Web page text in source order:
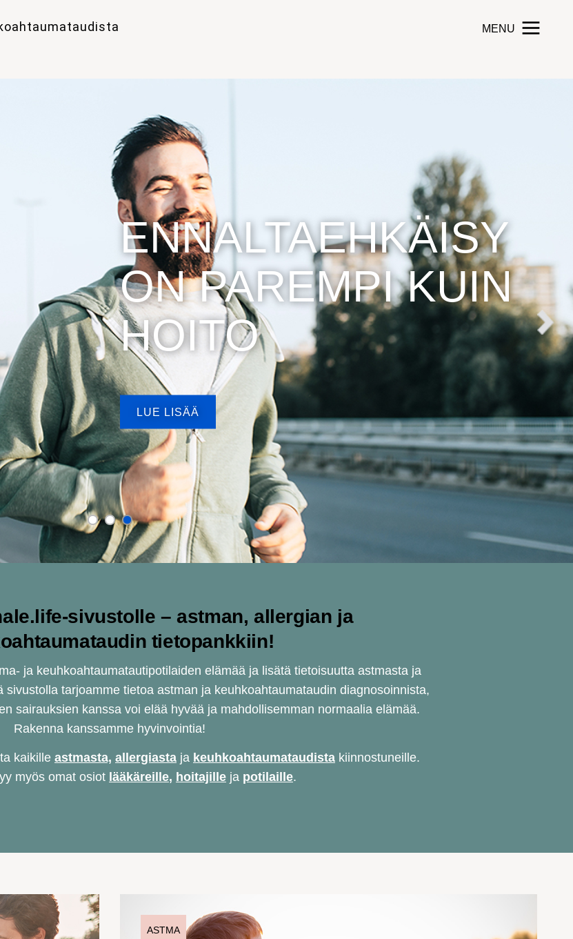
MENU
Toggle navigation
ENNALTAEHKÄISY
ON PAREMPI KUIN
HOITO
LUE LISÄÄ
sivustolle – astman, allergian ja
tietopankkiin!
ja keuhkoahtaumatautipotilaiden elämää ja lisätä tietoisuutta astmasta ja
sivustolla tarjoamme tietoa astman ja keuhkoahtaumataudin diagnosoinnista,
sairauksien kanssa voi elää hyvää ja mahdollisemman normaalia elämää.
Rakenna kanssamme hyvinvointia!
kaikille astmasta, allergiasta ja keuhkoahtaumataudista kiinnostuneille.
myös omat osiot lääkäreille, hoitajille ja potilaille.
ASTMA